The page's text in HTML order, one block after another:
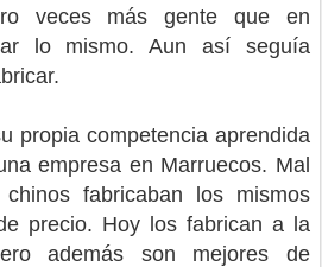
veces más gente que en
lo mismo. Aun así seguía
propia competencia aprendida
empresa en Marruecos. Mal
fabricaban los mismos
precio. Hoy los fabrican a la
además son mejores de